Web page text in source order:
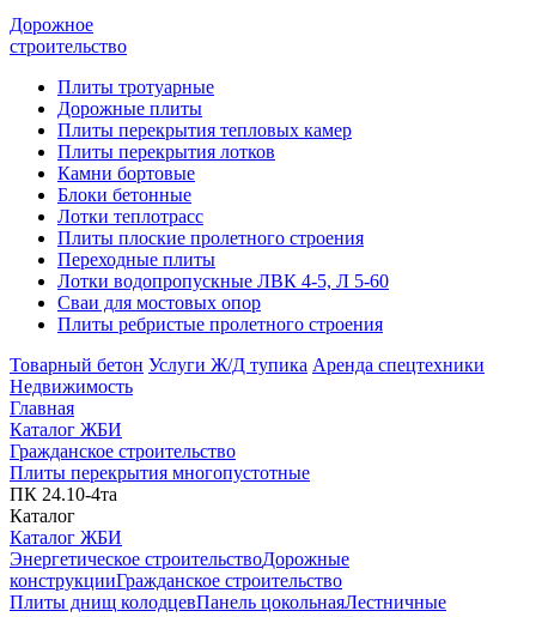
Дорожное
строительство
Плиты тротуарные
Дорожные плиты
Плиты перекрытия тепловых камер
Плиты перекрытия лотков
Камни бортовые
Блоки бетонные
Лотки теплотрасс
Плиты плоские пролетного строения
Переходные плиты
Лотки водопропускные ЛВК 4-5, Л 5-60
Сваи для мостовых опор
Плиты ребристые пролетного строения
Товарный бетон Услуги Ж/Д тупика Аренда спецтехники
Недвижимость
Главная
Каталог ЖБИ
Гражданское строительство
Плиты перекрытия многопустотные
ПК 24.10-4та
Каталог
Каталог ЖБИ
Энергетическое строительствоДорожные
конструкцииГражданское строительство
Плиты днищ колодцевПанель цокольнаяЛестничные